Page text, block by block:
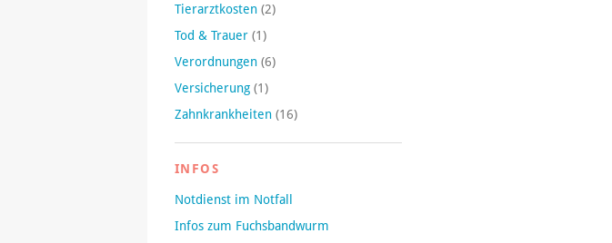
Tierarztkosten (2)
Tod & Trauer (1)
Verordnungen (6)
Versicherung (1)
Zahnkrankheiten (16)
INFOS
Notdienst im Notfall
Infos zum Fuchsbandwurm